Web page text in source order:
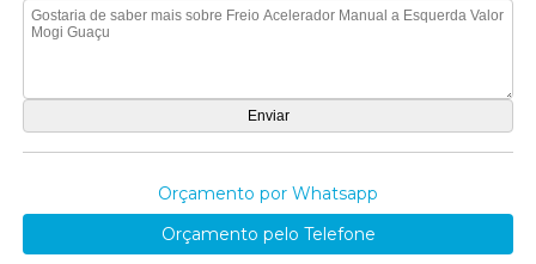
Orçamento por Whatsapp
Orçamento pelo Telefone